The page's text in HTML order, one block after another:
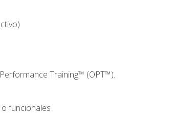
Training™ (OPT™).
funcionales